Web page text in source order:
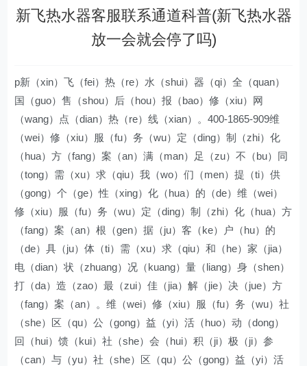
新飞热水器客服联系通道科普(新飞热水器
放一会就会停了吗)
p新（xin）飞（fei）热（re）水（shui）器（qi）全（quan）
国（guo）售（shou）后（hou）报（bao）修（xiu）网
（wang）点（dian）热（re）线（xian）。400-1865-909维
（wei）修（xiu）服（fu）务（wu）定（ding）制（zhi）化
（hua）方（fang）案（an）满（man）足（zu）不（bu）同
（tong）需（xu）求（qiu）我（wo）们（men）提（ti）供
（gong）个（ge）性（xing）化（hua）的（de）维（wei）
修（xiu）服（fu）务（wu）定（ding）制（zhi）化（hua）方
（fang）案（an）根（gen）据（ju）客（ke）户（hu）的
（de）具（ju）体（ti）需（xu）求（qiu）和（he）家（jia）
电（dian）状（zhuang）况（kuang）量（liang）身（shen）
打（da）造（zao）最（zui）佳（jia）解（jie）决（jue）方
（fang）案（an）。维（wei）修（xiu）服（fu）务（wu）社
（she）区（qu）公（gong）益（yi）活（huo）动（dong）
回（hui）馈（kui）社（she）会（hui）积（ji）极（ji）参
（can）与（yu）社（she）区（qu）公（gong）益（yi）活